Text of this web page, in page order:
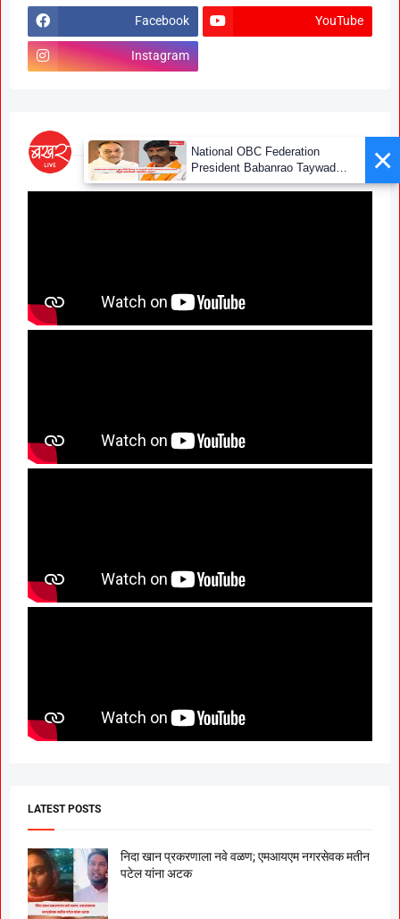
Facebook YouTube
Instagram
LATEST POSTS
निदा खान प्रकरणाला नवे वळण; एमआयएम नगरसेवक मतीन
पटेल यांना अटक
×
National OBC Federation
President Babanrao Taywade
Claims Only 27 Kunbi